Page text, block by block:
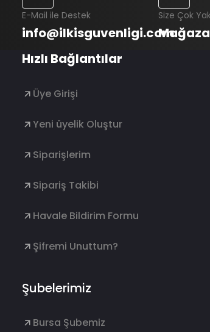
E-Mail ile Destek
info@ilkisguvenligi.com
Size Çok
Hızlı Bağlantılar
Üye Girişi
Yeni üyelik Oluştur
Siparişlerim
Sipariş Takibi
Havale Bildirim Formu
Şifremi Unuttum?
Şubelerimiz
Bursa Şubemiz